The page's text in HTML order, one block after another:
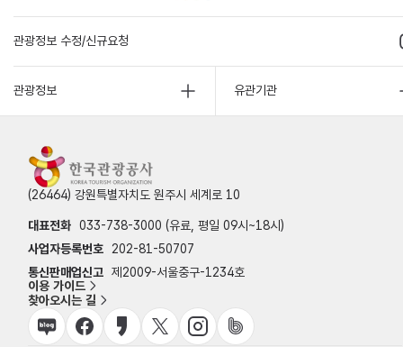
관광정보 수정/신규요청
관광정보 유관기관
(26464) 강원특별자치도 원주시 세계로 10
대표전화 033-738-3000 (유료, 평일 09시~18시)
사업자등록번호
202-81-50707
통신판매업신고 제2009-서울중구-1234호
이용 가이드
찾아오시는 길